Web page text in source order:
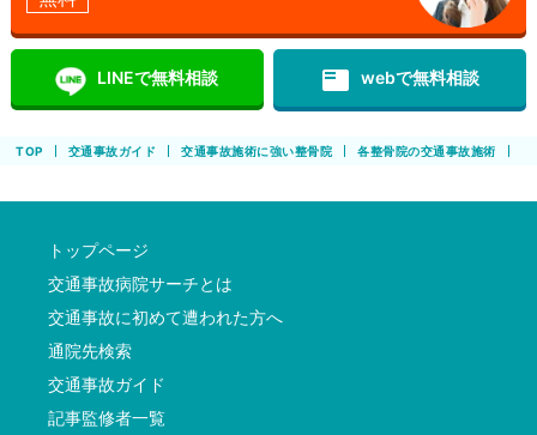
LINEで無料相談 featured_play_list webで無料相談
TOP 交通事故ガイド 交通事故施術に強い整骨院 各整骨院の交通事故施術
トップページ
交通事故病院サーチとは
交通事故に初めて遭われた方へ
通院先検索
交通事故ガイド
記事監修者一覧